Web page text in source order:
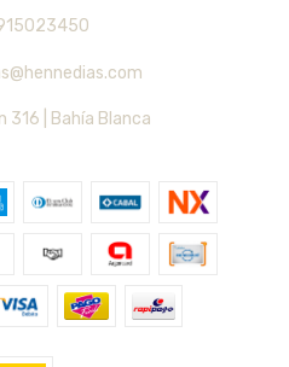
316 | Bahía Blanca